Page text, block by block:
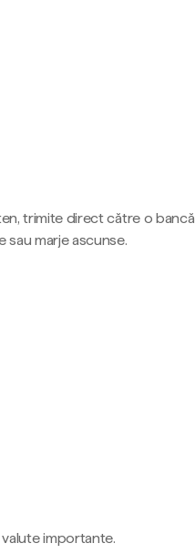
trimite direct către o bancă
sau marje ascunse.
importante.